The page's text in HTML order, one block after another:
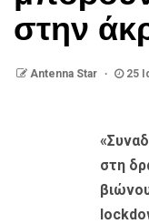
στην
Antenna Star 25
στη